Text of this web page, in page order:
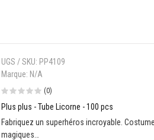
UGS / SKU: PP4109
Marque: N/A
(0)
Plus plus - Tube Licorne - 100 pcs
Fabriquez un superhéros incroyable.
magiques…